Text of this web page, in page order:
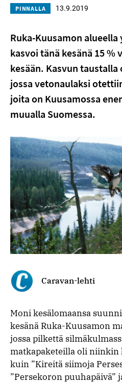
PINNALLA 13.9.2019
Ruka-Kuusamon
kasvoi tänä kesänä 15 %
kesään. Kasvun
jossa vetonaulaksi
joita on Kuusamossa
muualla Suomessa.
Caravan-lehti
Moni kesälomaansa
kesänä Ruka-Kuusamon
jossa pilkettä
matkapaketeilla oli
kuin ”Kireitä siimoja
”Persekoron puuhapäivä”